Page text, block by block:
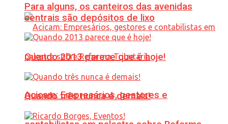
Acicam: Empresários, gestores e
Para alguns, os canteiros das avenidas
centrais são depósitos de lixo
Quando 2013 parece que é hoje!
Quando três nunca é demais!